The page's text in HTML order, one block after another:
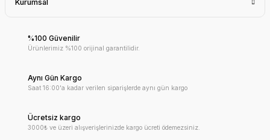
Kurumsal
%100 Güvenilir
Ürünlerimiz %100 orijinal garantilidir.
Aynı Gün Kargo
Saat 16:00'a kadar verilen siparişlerde aynı gün kargo
Ücretsiz kargo
3000₺ ve üzeri alışverişlerinizde kargo ücreti ödemezsiniz.